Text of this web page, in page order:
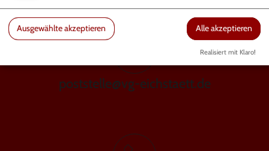
poststelle@vg-eichstaett.de
Ausgewählte akzeptieren Alle akzeptieren
Realisiert mit Klaro!